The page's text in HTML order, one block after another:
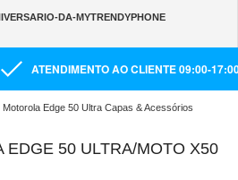
ATENDIMENTO AO CLIENTE 09:00-
Motorola Edge 50 Ultra Capas & Acessórios
EDGE 50 ULTRA/MOTO X50